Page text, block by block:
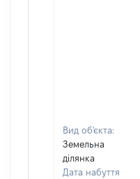
Вид об'єкта:
Земельна
ділянка
Дата набуття